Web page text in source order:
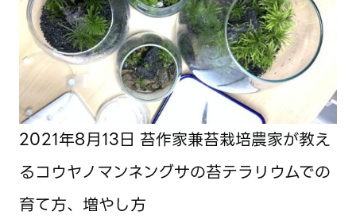
2021年8月13日 苔作家兼苔栽培農家が教え
るコウヤノマンネングサの苔テラリウムでの
育て方、増やし方